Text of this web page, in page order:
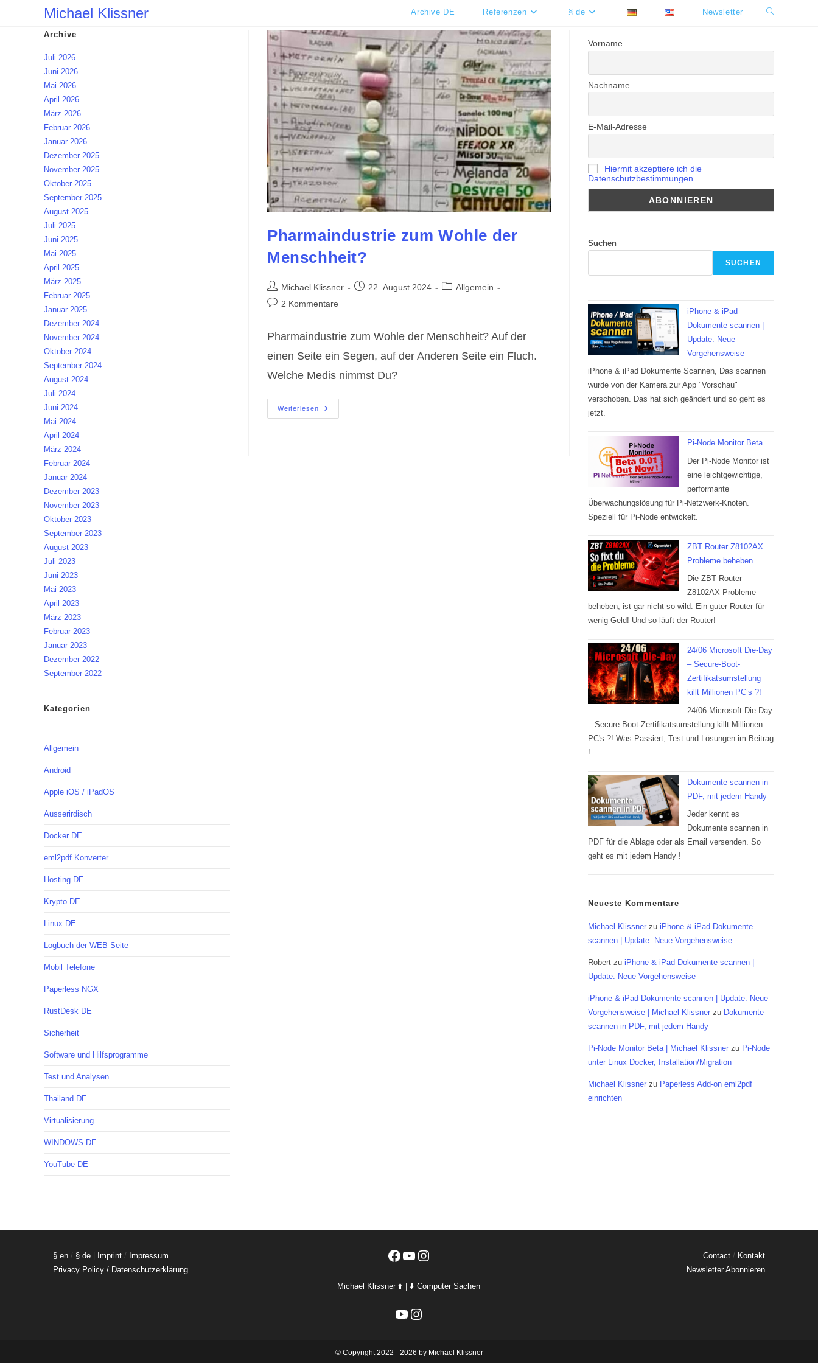
Michael Klissner Archive DE Referenzen § de Newsletter Website-
Pharmaindustrie zum Wohle der
Menschheit?
Beitrags-
Autor:
Michael Klissner
Beitrag22. August 2024
Beitrags-
Allgemein
Beitrags-
2 Kommentare
Pharmaindustrie zum Wohle der Menschheit? Auf der
einen Seite ein Segen, auf der Anderen Seite ein Fluch.
Welche Medis nimmst Du?
Weiterlesen
Pharmaindustrie
Zum
Archive
Juli 2026
Juni 2026
Mai 2026
April 2026
März 2026
Februar 2026
Januar 2026
Dezember 2025
November 2025
Oktober 2025
September 2025
August 2025
Juli 2025
Juni 2025
Mai 2025
April 2025
März 2025
Februar 2025
Januar 2025
Dezember 2024
November 2024
Oktober 2024
September 2024
August 2024
Juli 2024
Juni 2024
Mai 2024
April 2024
März 2024
Februar 2024
Januar 2024
Dezember 2023
November 2023
Oktober 2023
September 2023
August 2023
Juli 2023
Juni 2023
Mai 2023
April 2023
März 2023
Februar 2023
Januar 2023
Dezember 2022
September 2022
Kategorien
Allgemein
Android
Apple iOS / iPadOS
Ausserirdisch
Docker DE
eml2pdf Konverter
Hosting DE
Krypto DE
Linux DE
Logbuch der WEB Seite
Mobil Telefone
Paperless NGX
RustDesk DE
Sicherheit
Software und Hilfsprogramme
Test und Analysen
Thailand DE
Virtualisierung
WINDOWS DE
YouTube DE
Vorname
Nachname
E-Mail-Adresse
Hiermit akzeptiere ich die
Datenschutzbestimmungen
Suchen
SUCHEN
iPhone & iPad
Dokumente scannen |
Update: Neue
Vorgehensweise
iPhone & iPad Dokumente Scannen, Das scannen
wurde von der Kamera zur App "Vorschau"
verschoben. Das hat sich geändert und so geht es
jetzt.
Pi-Node Monitor Beta
Der Pi-Node Monitor ist
eine leichtgewichtige,
performante
Überwachungslösung für Pi-Netzwerk-Knoten.
Speziell für Pi-Node entwickelt.
ZBT Router Z8102AX
Probleme beheben
Die ZBT Router
Z8102AX Probleme
beheben, ist gar nicht so wild. Ein guter Router für
wenig Geld! Und so läuft der Router!
24/06 Microsoft Die-Day
– Secure-Boot-
Zertifikatsumstellung
killt Millionen PC’s ?!
24/06 Microsoft Die-Day
– Secure-Boot-Zertifikatsumstellung killt Millionen
PC's ?! Was Passiert, Test und Lösungen im Beitrag
!
Dokumente scannen in
PDF, mit jedem Handy
Jeder kennt es
Dokumente scannen in
PDF für die Ablage oder als Email versenden. So
geht es mit jedem Handy !
Neueste Kommentare
Michael Klissner zu iPhone & iPad Dokumente
scannen | Update: Neue Vorgehensweise
Robert zu iPhone & iPad Dokumente scannen |
Update: Neue Vorgehensweise
iPhone & iPad Dokumente scannen | Update: Neue
Vorgehensweise | Michael Klissner zu Dokumente
scannen in PDF, mit jedem Handy
Pi-Node Monitor Beta | Michael Klissner zu Pi-Node
unter Linux Docker, Installation/Migration
Michael Klissner zu Paperless Add-on eml2pdf
einrichten
§ en / § de Imprint / Impressum
Privacy Policy / Datenschutzerklärung
Facebook
YouTubeInstagram
Michael Klissner ⬆️ | ⬇️ Computer Sachen
YouTubeInstagram
Contact/ Kontakt
Newsletter Abonnieren
©️ Copyright 2022 - 2026 by Michael Klissner